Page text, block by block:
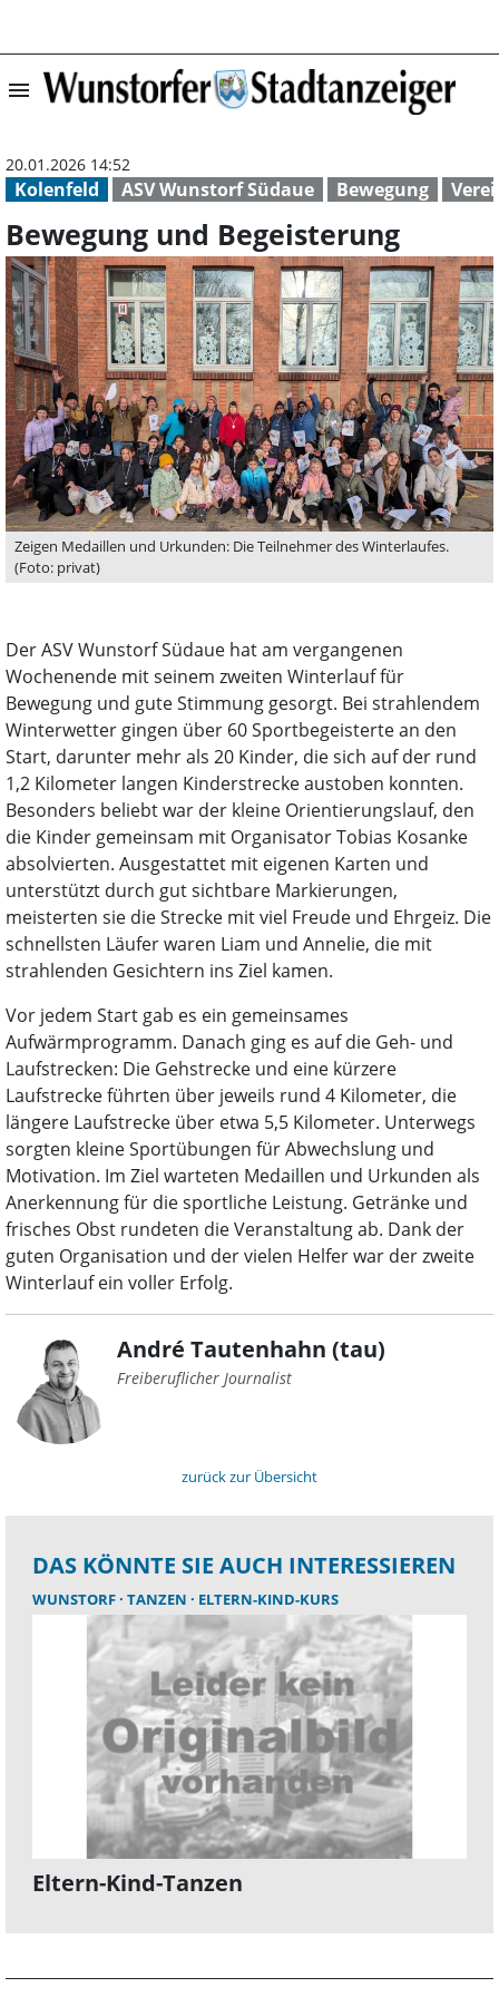
menu Bewegung und
Kolenfeld ASV Wunstorf Südaue Bewegung
20.01.2026 14:52
Bewegung und Begeisterung
Zeigen Medaillen und Urkunden: Die Teilnehmer des Winterlaufes.
(Foto: privat)
Der ASV Wunstorf Südaue hat am vergangenen
Wochenende mit seinem zweiten Winterlauf für
Bewegung und gute Stimmung gesorgt. Bei strahlendem
Winterwetter gingen über 60 Sportbegeisterte an den
Start, darunter mehr als 20 Kinder, die sich auf der rund
1,2 Kilometer langen Kinderstrecke austoben konnten.
Besonders beliebt war der kleine Orientierungslauf, den
die Kinder gemeinsam mit Organisator Tobias Kosanke
absolvierten. Ausgestattet mit eigenen Karten und
unterstützt durch gut sichtbare Markierungen,
meisterten sie die Strecke mit viel Freude und Ehrgeiz. Die
schnellsten Läufer waren Liam und Annelie, die mit
strahlenden Gesichtern ins Ziel kamen.
Vor jedem Start gab es ein gemeinsames
Aufwärmprogramm. Danach ging es auf die Geh- und
Laufstrecken: Die Gehstrecke und eine kürzere
Laufstrecke führten über jeweils rund 4 Kilometer, die
längere Laufstrecke über etwa 5,5 Kilometer. Unterwegs
sorgten kleine Sportübungen für Abwechslung und
Motivation. Im Ziel warteten Medaillen und Urkunden als
Anerkennung für die sportliche Leistung. Getränke und
frisches Obst rundeten die Veranstaltung ab. Dank der
guten Organisation und der vielen Helfer war der zweite
Winterlauf ein voller Erfolg.
André Tautenhahn (tau)
Freiberuflicher Journalist
zurück zur Übersicht
DAS KÖNNTE SIE AUCH INTERESSIEREN
WUNSTORF TANZEN ELTERN-KIND-KURS
Eltern-Kind-Tanzen